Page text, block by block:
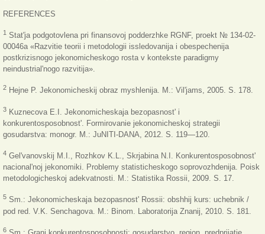
REFERENCES
1 Stat'ja podgotovlena pri finansovoj podderzhke RGNF, proekt № 134-02-
00046a «Razvitie teorii i metodologii issledovanija i obespechenija
postkrizisnogo jekonomicheskogo rosta v kontekste paradigmy
neindustrial'nogo razvitija».
2 Hejne P. Jekonomicheskij obraz myshlenija. M.: Vil'jams, 2005. S. 178.
3 Kuznecova E.I. Jekonomicheskaja bezopasnost' i
konkurentosposobnost'. Formirovanie jekonomicheskoj strategii
gosudarstva: monogr. M.: JuNITI-DANA, 2012. S. 119—120.
4 Gel'vanovskij M.I., Rozhkov K.L., Skrjabina N.I. Konkurentosposobnost'
nacional'noj jekonomiki. Problemy statisticheskogo soprovozhdenija. Poisk
metodologicheskoj adekvatnosti. M.: Statistika Rossii, 2009. S. 17.
5 Sm.: Jekonomicheskaja bezopasnost' Rossii: obshhij kurs: uchebnik /
pod red. V.K. Senchagova. M.: Binom. Laboratorija Znanij, 2010. S. 181.
6